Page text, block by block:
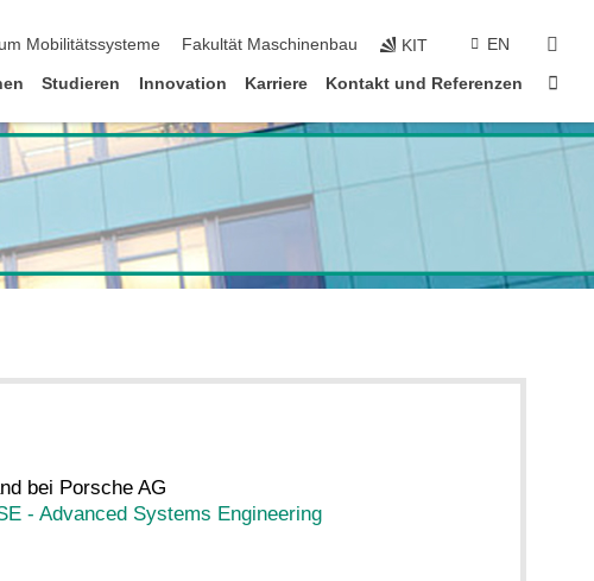
Mobilitätssysteme Fakultät Maschinenbau KIT EN
Studieren Innovation Karriere Kontakt und Referenzen
bei Porsche AG
- Advanced Systems Engineering